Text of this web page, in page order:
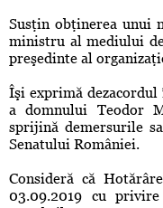
Susţin obţinerea unui
ministru al mediului
preşedinte al
Îşi exprimă
a domnului Teodor
sprijină demersurile
Senatului României.
Consideră că
03.09.2019 cu